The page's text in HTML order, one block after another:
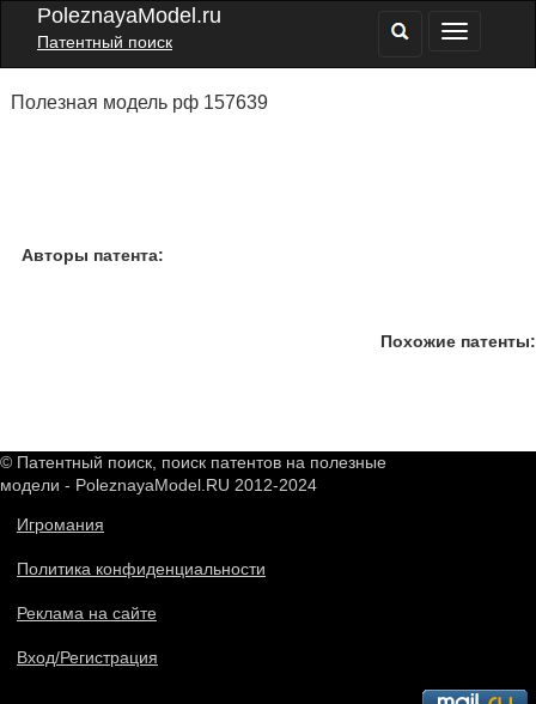
PoleznayaModel.ru
Патентный поиск
Полезная модель рф 157639
Авторы патента:
Похожие патенты:
© Патентный поиск, поиск патентов на полезные
модели - PoleznayaModel.RU 2012-2024
Игромания
Политика конфиденциальности
Реклама на сайте
Вход/Регистрация